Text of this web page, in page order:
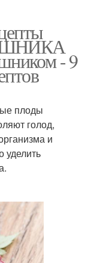
- 9
плоды
голод,
и
уделить